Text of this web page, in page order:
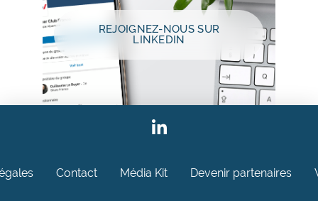
REJOIGNEZ-NOUS SUR
LINKEDIN
Contact Média Kit Devenir partenaires